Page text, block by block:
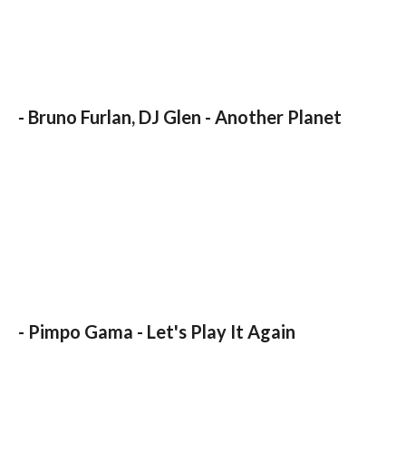
- Bruno Furlan, DJ Glen - Another Planet
- Pimpo Gama - Let's Play It Again